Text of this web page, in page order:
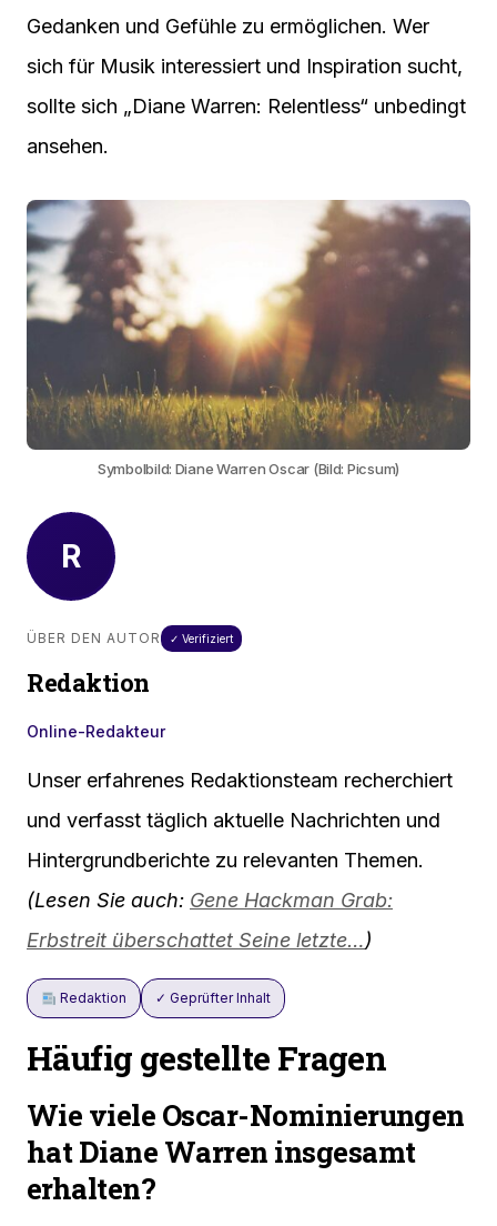
Gedanken und Gefühle zu ermöglichen. Wer
sich für Musik interessiert und Inspiration sucht,
sollte sich „Diane Warren: Relentless“ unbedingt
ansehen.
Symbolbild: Diane Warren Oscar (Bild: Picsum)
R
ÜBER DEN AUTOR ✓ Verifiziert
Redaktion
Online-Redakteur
Unser erfahrenes Redaktionsteam recherchiert
und verfasst täglich aktuelle Nachrichten und
Hintergrundberichte zu relevanten Themen.
(Lesen Sie auch: Gene Hackman Grab:
Erbstreit überschattet Seine letzte…)
Redaktion ✓ Geprüfter Inhalt
Häufig gestellte Fragen
Wie viele Oscar-Nominierungen
hat Diane Warren insgesamt
erhalten?